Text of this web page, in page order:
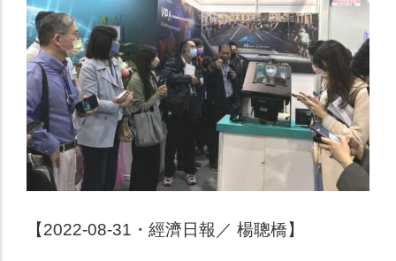
【2022-08-31・經濟日報／ 楊聰橋】